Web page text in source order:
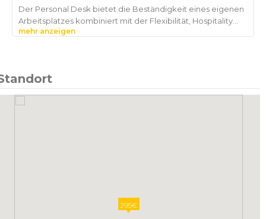
Der Personal Desk bietet die Beständigkeit eines eigenen
Arbeitsplatzes kombiniert mit der Flexibilität, Hospitality
mehr anzeigen
295€